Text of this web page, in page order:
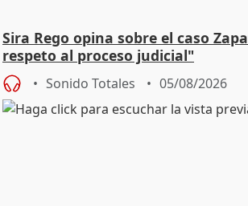
Sira Rego opina sobre el caso
respeto al proceso judicial"
Sonido Totales 05/08/2026